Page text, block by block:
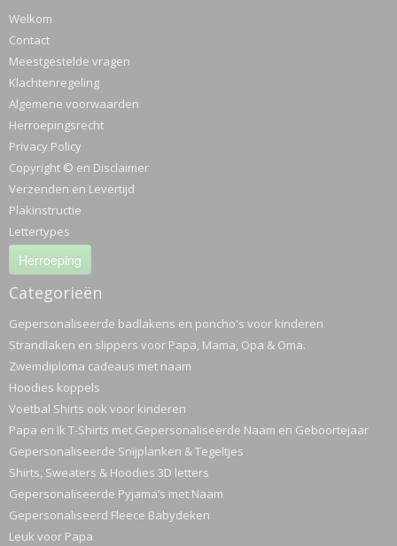
Welkom
Contact
Meestgestelde vragen
Klachtenregeling
Algemene voorwaarden
Herroepingsrecht
Privacy Policy
Copyright © en Disclaimer
Verzenden en Levertijd
Plakinstructie
Lettertypes
Herroeping
Categorieën
Gepersonaliseerde badlakens en poncho's voor kinderen
Strandlaken en slippers voor Papa, Mama, Opa & Oma.
Zwemdiploma cadeaus met naam
Hoodies koppels
Voetbal Shirts ook voor kinderen
Papa en Ik T-Shirts met Gepersonaliseerde Naam en Geboortejaar
Gepersonaliseerde Snijplanken & Tegeltjes
Shirts, Sweaters & Hoodies 3D letters
Gepersonaliseerde Pyjama’s met Naam
Gepersonaliseerd Fleece Babydeken
Leuk voor Papa